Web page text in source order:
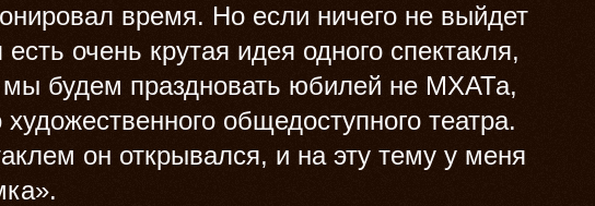
время. Но если ничего не выйдет
очень крутая идея одного спектакля,
мы будем праздновать юбилей не МХАТа,
общедоступного театра.
он открывался, и на эту тему у меня